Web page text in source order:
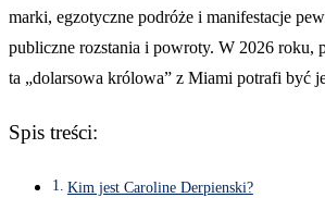
marki, egzotyczne podróże i manifestacje
publiczne rozstania i powroty. W 2026
ta „dolarsowa królowa” z Miami potrafi być
Spis treści:
Kim jest Caroline Derpienski?